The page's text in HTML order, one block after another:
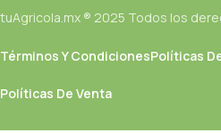
tuAgricola.mx ® 2025 Todos los
Términos Y CondicionesPolíticas
Políticas De Venta